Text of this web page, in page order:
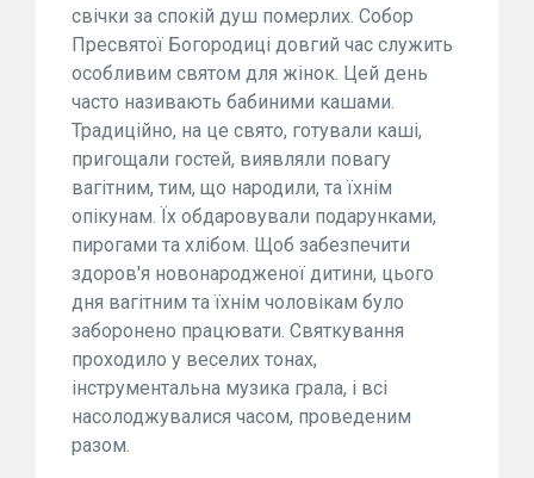
свічки за спокій душ померлих. Собор
Пресвятої Богородиці довгий час служить
особливим святом для жінок. Цей день
часто називають бабиними кашами.
Традиційно, на це свято, готували каші,
пригощали гостей, виявляли повагу
вагітним, тим, що народили, та їхнім
опікунам. Їх обдаровували подарунками,
пирогами та хлібом. Щоб забезпечити
здоров'я новонародженої дитини, цього
дня вагітним та їхнім чоловікам було
заборонено працювати. Святкування
проходило у веселих тонах,
інструментальна музика грала, і всі
насолоджувалися часом, проведеним
разом.